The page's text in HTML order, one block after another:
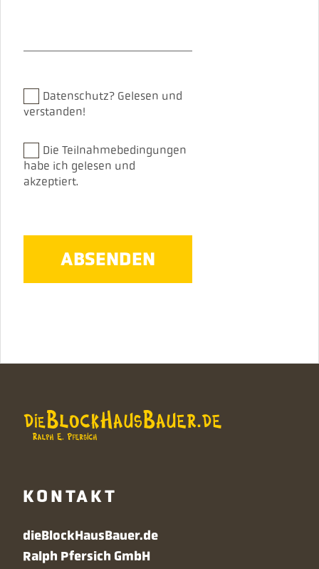
Datenschutz? Gelesen und
verstanden!
Die Teilnahmebedingungen
habe ich gelesen und
akzeptiert.
ABSENDEN
KONTAKT
dieBlockHausBauer.de
Ralph Pfersich GmbH